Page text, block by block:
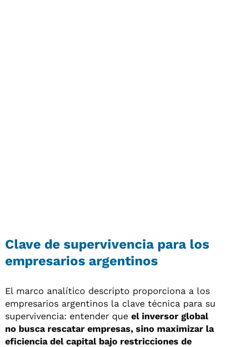
Clave de supervivencia para los
empresarios argentinos
El marco analítico descripto proporciona a los
empresarios argentinos la clave técnica para su
supervivencia: entender que el inversor global
no busca rescatar empresas, sino maximizar la
eficiencia del capital bajo restricciones de